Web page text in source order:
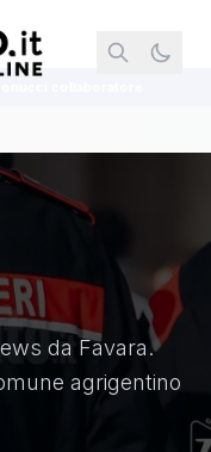
da Favara.
agrigentino